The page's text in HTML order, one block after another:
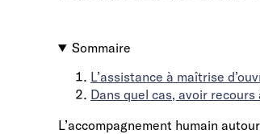
Sommaire
L’assistance à maîtrise
Dans quel cas, avoir recours
L’accompagnement humain autour